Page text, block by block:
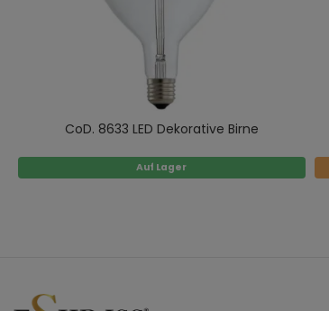
CoD. 8633 LED Dekorative Birne
Auf Lager